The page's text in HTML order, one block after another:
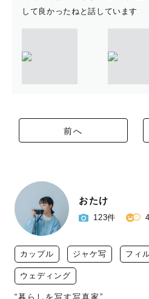
して良かったねと話しています
前へ
おたけ
123件
カップル ジャケ写 フィ
ウェディング
“暮らしを写す写真家”